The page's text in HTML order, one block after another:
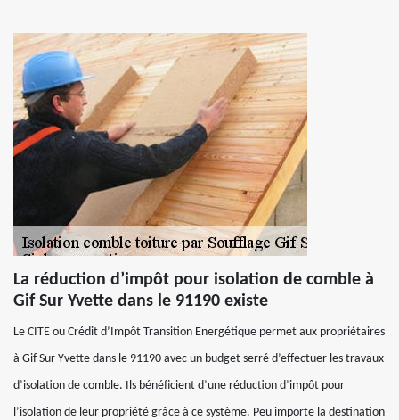
La réduction d’impôt pour isolation de comble à
Gif Sur Yvette dans le 91190 existe
Le CITE ou Crédit d’Impôt Transition Energétique permet aux propriétaires
à Gif Sur Yvette dans le 91190 avec un budget serré d’effectuer les travaux
d’isolation de comble. Ils bénéficient d’une réduction d’impôt pour
l’isolation de leur propriété grâce à ce système. Peu importe la destination